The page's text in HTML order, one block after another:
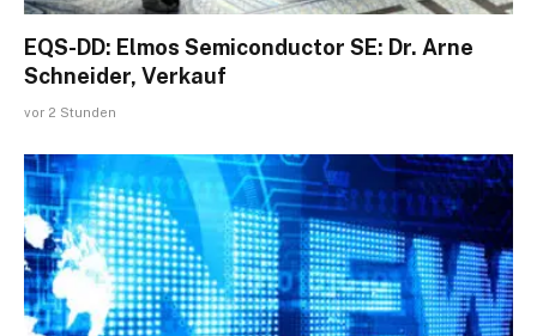
EQS-DD: Elmos Semiconductor SE: Dr. Arne
Schneider, Verkauf
vor 2 Stunden